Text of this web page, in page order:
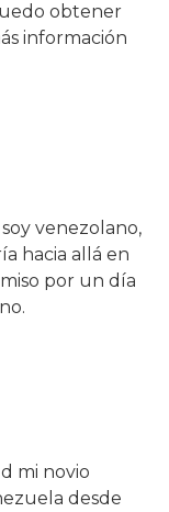
obtener
información
venezolano,
hacia allá en
por un día
mi novio
desde